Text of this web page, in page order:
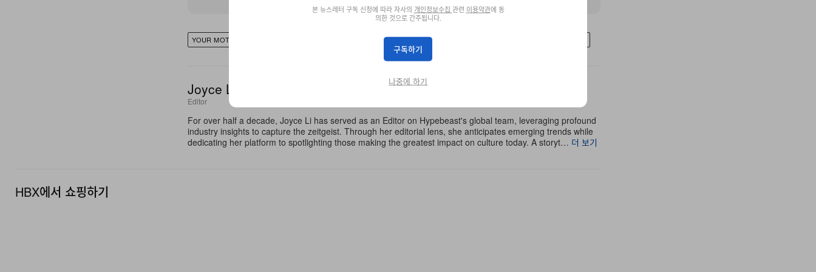
YOUR MOTHER YOUR MOTHER YOUR MOTHER AMAZON MGM STUDIOS
Joyce Li
Editor
For over half a decade, Joyce Li has served as an Editor on Hypebeast's global team, leveraging profound
industry insights to capture the zeitgeist. Through her editorial lens, she anticipates emerging trends while
dedicating her platform to spotlighting those making the greatest impact on culture today. A storyt… 더 보기
HBX에서 쇼핑하기
본 뉴스레터 구독 신청에 따라 자사의 개인정보수집 관련 이용약관에 동
의한 것으로 간주됩니다.
구독하기
나중에 하기